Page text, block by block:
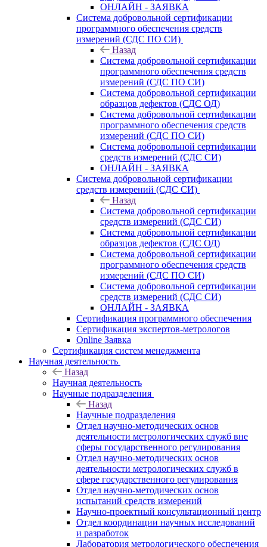
ОНЛАЙН - ЗАЯВКА
Система добровольной сертификации
программного обеспечения средств
измерений (СДС ПО СИ)
Назад
Система добровольной сертификации
программного обеспечения средств
измерений (СДС ПО СИ)
Система добровольной сертификации
образцов дефектов (СДС ОД)
Система добровольной сертификации
программного обеспечения средств
измерений (СДС ПО СИ)
Система добровольной сертификации
средств измерений (СДС СИ)
ОНЛАЙН - ЗАЯВКА
Система добровольной сертификации
средств измерений (СДС СИ)
Назад
Система добровольной сертификации
средств измерений (СДС СИ)
Система добровольной сертификации
образцов дефектов (СДС ОД)
Система добровольной сертификации
программного обеспечения средств
измерений (СДС ПО СИ)
Система добровольной сертификации
средств измерений (СДС СИ)
ОНЛАЙН - ЗАЯВКА
Сертификация программного обеспечения
Сертификация экспертов-метрологов
Online Заявка
Сертификация систем менеджмента
Научная деятельность
Назад
Научная деятельность
Научные подразделения
Назад
Научные подразделения
Отдел научно-методических основ
деятельности метрологических служб вне
сферы государственного регулирования
Отдел научно-методических основ
деятельности метрологических служб в
сфере государственного регулирования
Отдел научно-методических основ
испытаний средств измерений
Научно-проектный консультационный центр
Отдел координации научных исследований
и разработок
Лаборатория метрологического обеспечения